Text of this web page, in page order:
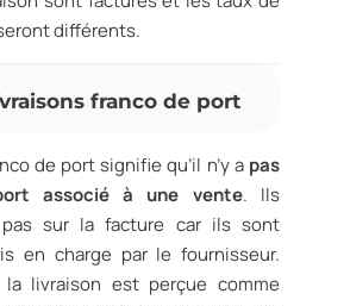
différents.
franco de port
de port signifie qu’il n’y a pas
associé à une vente. Ils
pas sur la facture car ils sont
en charge par le fournisseur.
livraison est perçue comme